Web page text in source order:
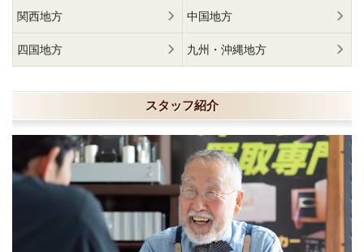
関西地方 中国地方
四国地方 九州・沖縄地方
スタッフ紹介